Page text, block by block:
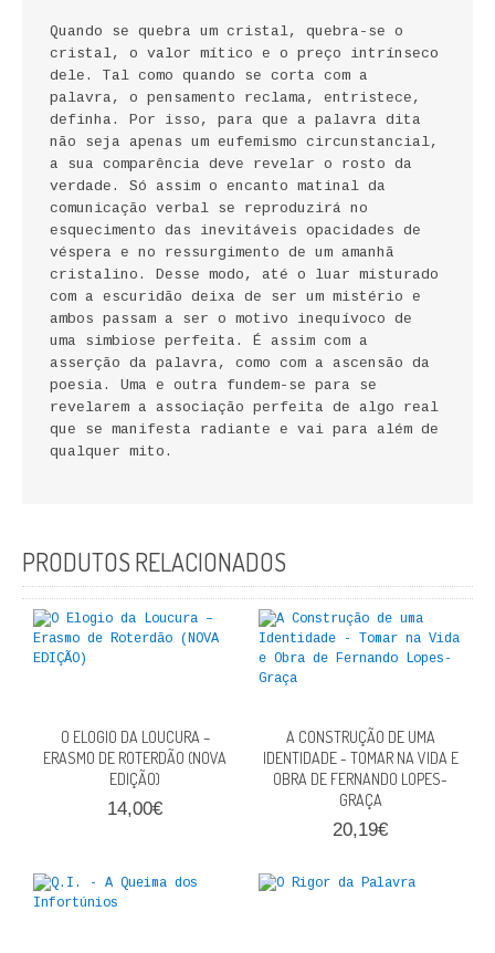
HISTÓRIA DE PORTUGAL
PRÉ-HISTÓRIA
LITERATURA
BIOGRAFIA
FICÇÃO E ROMANCE
LABIRINTOS DE EROS
NOVA BIBLIOTECA COSMOS
POESIA E TEATRO
REVISTA DEDALUS
RELAÇÕES INTERNACIONAIS
COLEÇÃO ATENA
OUTROS TEMAS
PROMOÇÕES
VER CARRINHO
Quando se quebra um cristal, quebra-se o
cristal, o valor mítico e o preço intrínseco
dele. Tal como quando se corta com a
palavra, o pensamento reclama, entristece,
definha. Por isso, para que a palavra dita
não seja apenas um eufemismo circunstancial,
a sua comparência deve revelar o rosto da
verdade. Só assim o encanto matinal da
comunicação verbal se reproduzirá no
esquecimento das inevitáveis opacidades de
véspera e no ressurgimento de um amanhã
cristalino. Desse modo, até o luar misturado
com a escuridão deixa de ser um mistério e
ambos passam a ser o motivo inequívoco de
uma simbiose perfeita. É assim com a
asserção da palavra, como com a ascensão da
poesia. Uma e outra fundem-se para se
revelarem a associação perfeita de algo real
que se manifesta radiante e vai para além de
qualquer mito.
PRODUTOS RELACIONADOS
O ELOGIO DA LOUCURA –
ERASMO DE ROTERDÃO (NOVA
EDIÇÃO)
14,00€
A CONSTRUÇÃO DE UMA
IDENTIDADE - TOMAR NA VIDA E
OBRA DE FERNANDO LOPES-
GRAÇA
20,19€